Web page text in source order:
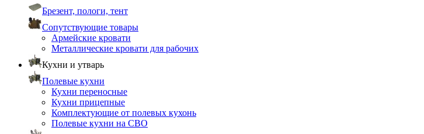
Брезент, пологи, тент
Сопутствующие товары
Армейские кровати
Металлические кровати для рабочих
Кухни и утварь
Полевые кухни
Кухни переносные
Кухни прицепные
Комплектующие от полевых кухонь
Полевые кухни на СВО